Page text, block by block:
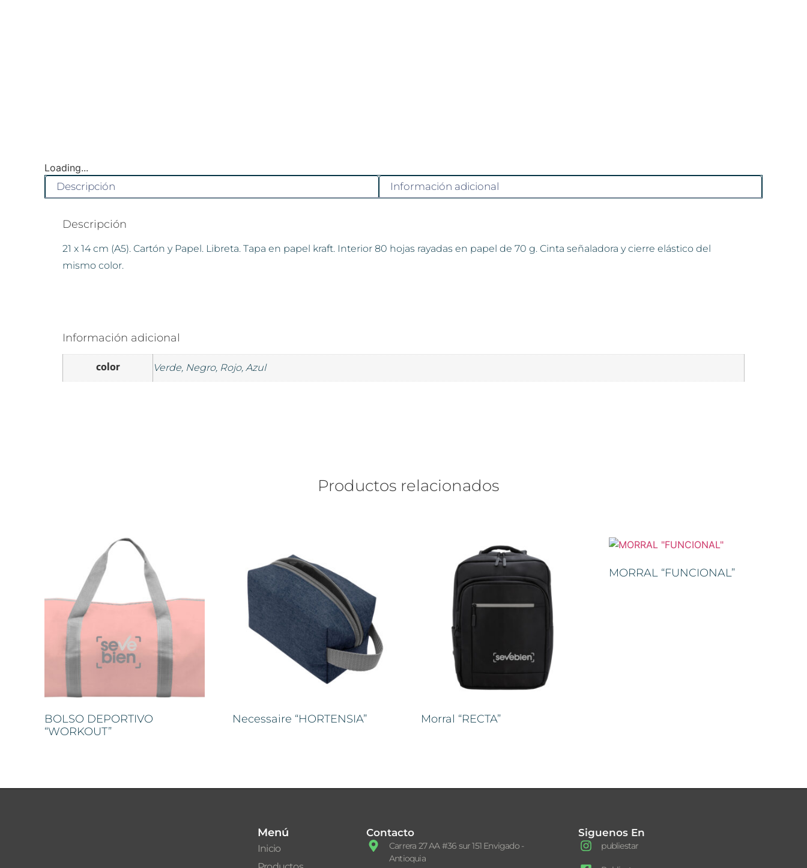
Loading...
Descripción
Información adicional
Descripción
21 x 14 cm (A5). Cartón y Papel. Libreta. Tapa en papel kraft. Interior 80 hojas rayadas en papel de 70 g. Cinta señaladora y cierre elástico del
mismo color.
Información adicional
color Verde, Negro, Rojo, Azul
Productos relacionados
BOLSO DEPORTIVO
“WORKOUT”
Necessaire “HORTENSIA” Morral “RECTA”
MORRAL “FUNCIONAL”
Menú
Inicio
Contacto
Carrera 27 AA #36 sur 151 Envigado -
Antioquia
Siguenos En
publiestar